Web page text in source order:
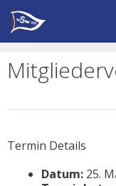
Zum
Inhalt
springen
Termin Details
Datum: 25.